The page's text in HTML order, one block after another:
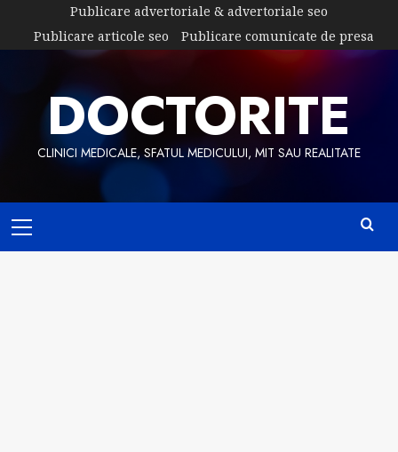
content
Publicare advertoriale & advertoriale seo
Publicare articole seo
Publicare comunicate de presa
DOCTORITE
CLINICI MEDICALE, SFATUL MEDICULUI, MIT SAU REALITATE
Menu